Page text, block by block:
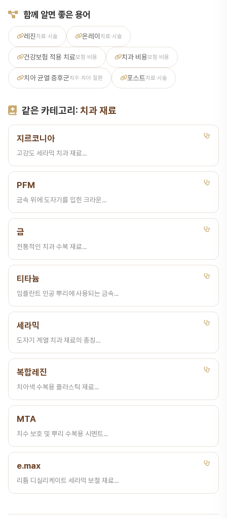
함께 알면 좋은 용어
레진 치료·시술 온레이 치료·시술
건강보험 적용 치료보험·비용 치과 비용보험·비용
치아 균열 증후군치수·치아 질환 포스트 치료·시술
같은 카테고리: 치과 재료
지르코니아
고강도 세라믹 치과 재료...
PFM
금속 위에 도자기를 입힌 크라운...
금
전통적인 치과 수복 재료...
티타늄
임플란트 인공 뿌리에 사용되는 금속...
세라믹
도자기 계열 치과 재료의 총칭...
복합레진
치아색 수복용 플라스틱 재료...
MTA
치수 보호 및 뿌리 수복용 시멘트...
e.max
리튬 디실리케이트 세라믹 보철 재료...